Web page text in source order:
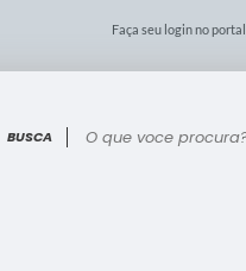
Faça seu login no portal
O que voce procura?